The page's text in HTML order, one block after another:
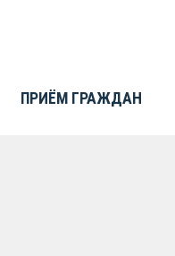
ПРИЁМ ГРАЖДАН